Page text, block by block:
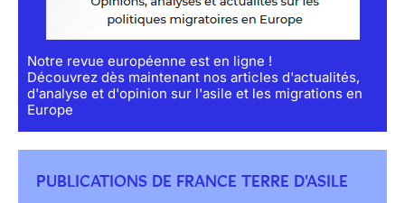
Notre revue européenne est en ligne !
Découvrez dès maintenant nos articles d'actualités,
d'analyse et d'opinion sur l'asile et les migrations en
Europe
PUBLICATIONS DE FRANCE TERRE D'ASILE